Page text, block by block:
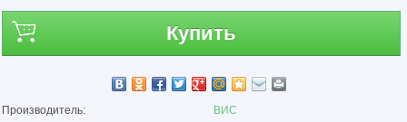
Купить
Производитель:
ВИС